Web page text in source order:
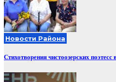
Новости Района
Стихотворения чистоозерских